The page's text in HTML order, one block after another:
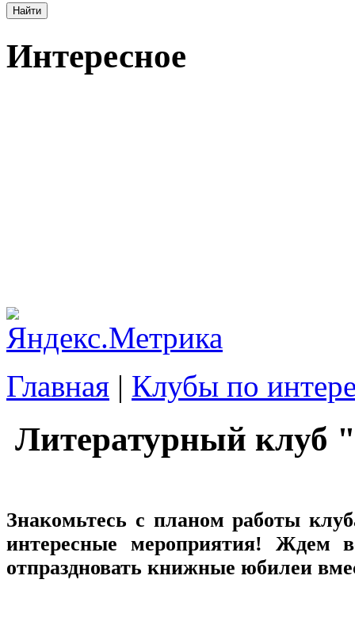
Интересное
Главная | Клубы по
Литературный клуб
Знакомьтесь с планом работы
интересные мероприятия! Ждем
отпраздновать книжные юбилеи